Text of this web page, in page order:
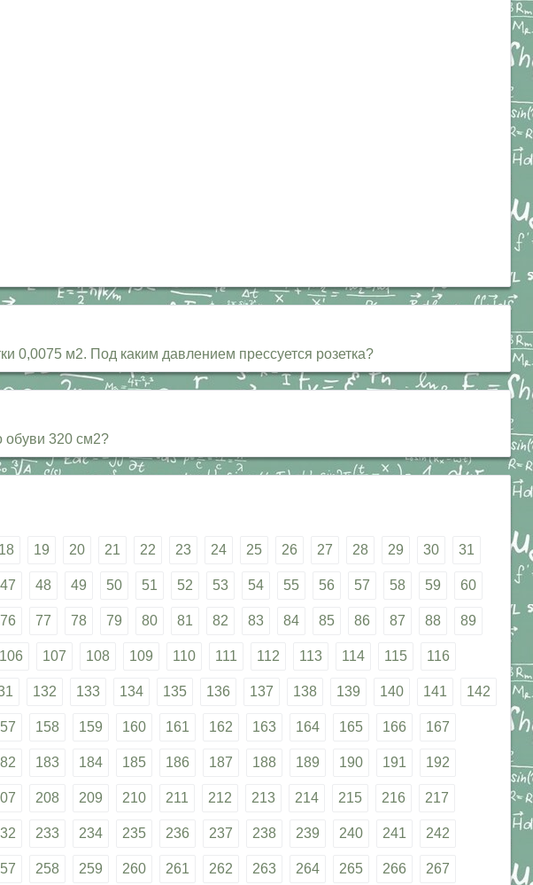
0,0075 м2. Под каким давлением прессуется розетка?
обуви 320 см2?
18 19 20 21 22 23 24 25 26 27 28 29 30 31
47 48 49 50 51 52 53 54 55 56 57 58 59 60
76 77 78 79 80 81 82 83 84 85 86 87 88 89
106 107 108 109 110 111 112 113 114 115 116
132 133 134 135 136 137 138 139 140 141 142
158 159 160 161 162 163 164 165 166 167
183 184 185 186 187 188 189 190 191 192
208 209 210 211 212 213 214 215 216 217
233 234 235 236 237 238 239 240 241 242
258 259 260 261 262 263 264 265 266 267